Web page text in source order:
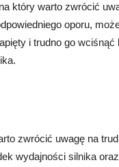
który warto zwrócić
oporu,
i trudno go
zwrócić uwagę na
wydajności silnika